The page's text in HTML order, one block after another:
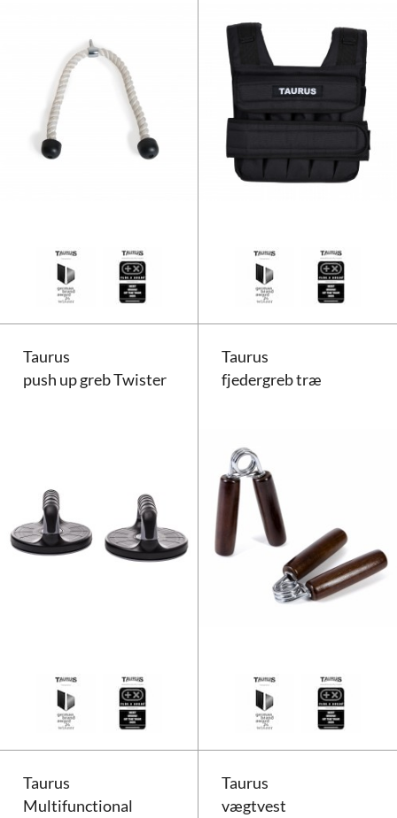
Taurus
push up greb Twister
Taurus
fjedergreb træ
Taurus
Multifunctional
Taurus
vægtvest